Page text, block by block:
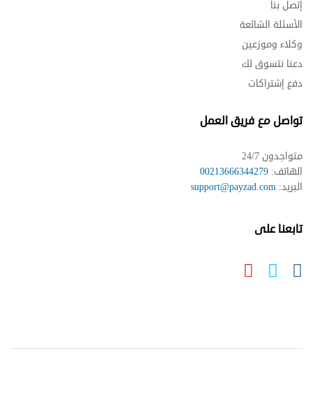
إتصل بنا
الأسئلة الشائعة
وكلاء وموزعين
دعنا نتسوق لك
دفع إشتراكات
تواصل مع فريق العمل
متواجدون 24/7
الهاتف: 00213666344279
البريد: support@payzad.com
تابعنا على